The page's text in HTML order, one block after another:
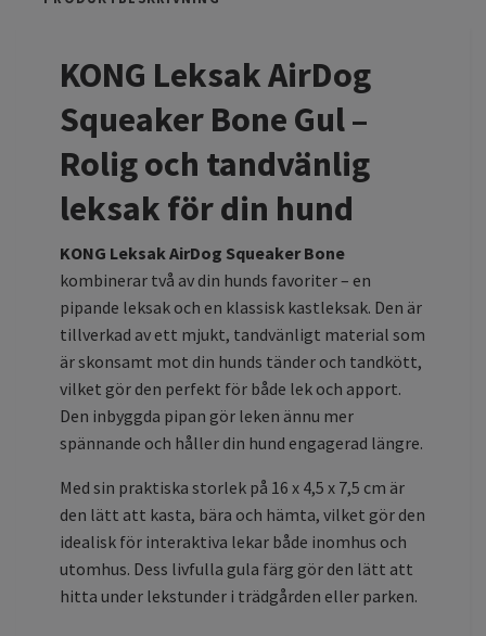
KONG Leksak AirDog
Squeaker Bone Gul –
Rolig och tandvänlig
leksak för din hund
KONG Leksak AirDog Squeaker Bone
kombinerar två av din hunds favoriter – en
pipande leksak och en klassisk kastleksak. Den är
tillverkad av ett mjukt, tandvänligt material som
är skonsamt mot din hunds tänder och tandkött,
vilket gör den perfekt för både lek och apport.
Den inbyggda pipan gör leken ännu mer
spännande och håller din hund engagerad längre.
Med sin praktiska storlek på 16 x 4,5 x 7,5 cm är
den lätt att kasta, bära och hämta, vilket gör den
idealisk för interaktiva lekar både inomhus och
utomhus. Dess livfulla gula färg gör den lätt att
hitta under lekstunder i trädgården eller parken.